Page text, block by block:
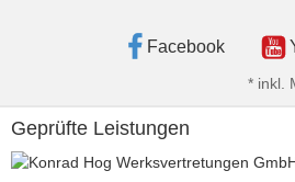
Facebook
* inkl.
Geprüfte Leistungen